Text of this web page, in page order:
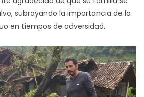
subrayando la importancia de la
en tiempos de adversidad.